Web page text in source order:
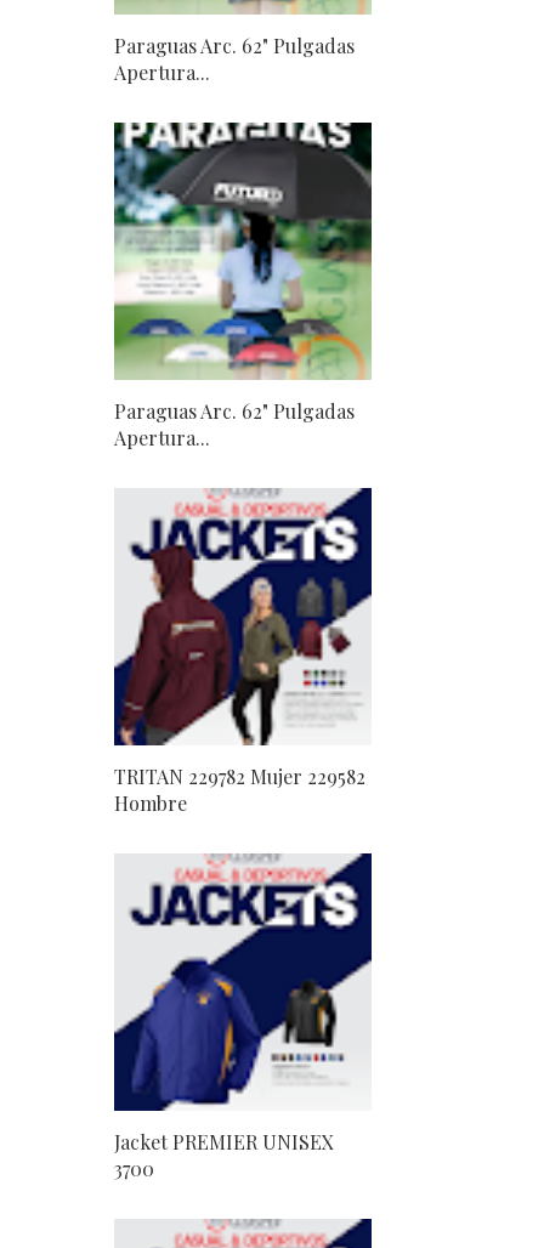
Paraguas Arc. 62" Pulgadas
Apertura...
Paraguas Arc. 62" Pulgadas
Apertura...
TRITAN 229782 Mujer 229582
Hombre
Jacket PREMIER UNISEX
3700